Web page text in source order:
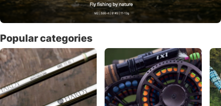
Popular categories